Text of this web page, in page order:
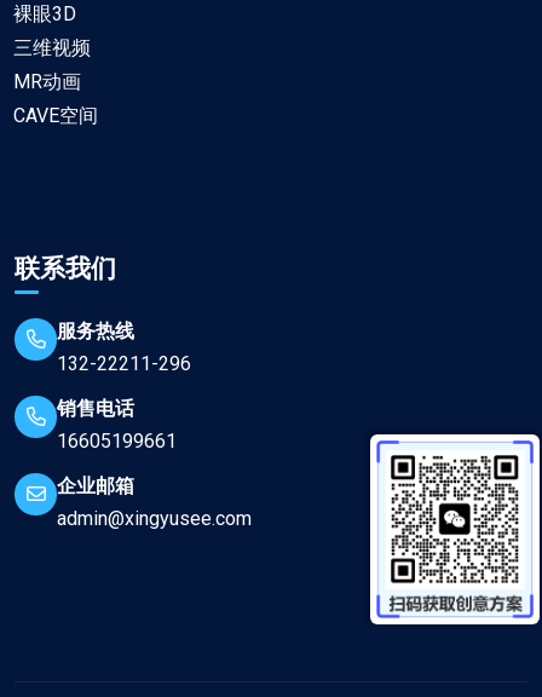
裸眼3D
三维视频
MR动画
CAVE空间
联系我们
服务热线
132-22211-296
销售电话
16605199661
企业邮箱
admin@xingyusee.com